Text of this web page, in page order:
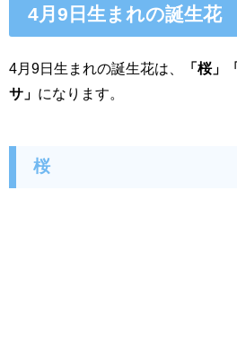
4月9日生まれの誕生花
4月9日生まれの誕生花は、
「桜」
サ」 になります。
桜